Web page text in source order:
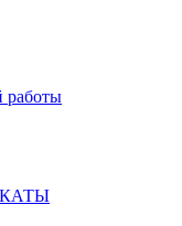
работы